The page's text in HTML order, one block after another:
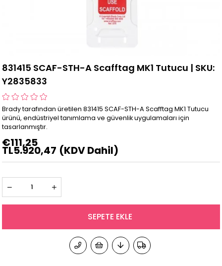
831415 SCAF-STH-A Scafftag MK1 Tutucu | SKU:
Y2835833
Brady tarafından üretilen 831415 SCAF-STH-A Scafftag MK1 Tutucu
ürünü, endüstriyel tanımlama ve güvenlik uygulamaları için
tasarlanmıştır.
€111,25
TL5.920,47 (KDV Dahil)